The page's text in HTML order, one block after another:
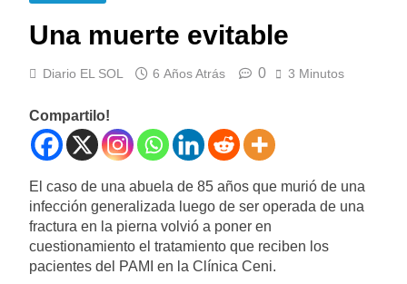
La CGT y las dos CTA
con nuevas marchas contra
11 Horas Atrás
nivel en la sede de Quilmes
1 Día Atrás
La Diócesis de Quilmes
León XIV a la Argentina
1 Día Atrás
Figuras de la cultura se
sumaron a la marcha frente
al Congreso contra la Ley de
Propiedad Privada
1 Día Atrás
Nueva jornada negativa para
Una muerte evitable
Diario EL SOL 6 Años Atrás 0 3 Minutos
Compartilo!
El caso de una abuela de 85 años que murió de una
infección generalizada luego de ser operada de una
fractura en la pierna volvió a poner en
cuestionamiento el tratamiento que reciben los
pacientes del PAMI en la Clínica Ceni.